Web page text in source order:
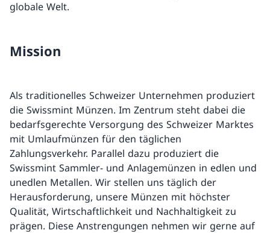
globale Welt.
Mission
Als traditionelles Schweizer Unternehmen produziert
die Swissmint Münzen. Im Zentrum steht dabei die
bedarfsgerechte Versorgung des Schweizer Marktes
mit Umlaufmünzen für den täglichen
Zahlungsverkehr. Parallel dazu produziert die
Swissmint Sammler- und Anlagemünzen in edlen und
unedlen Metallen. Wir stellen uns täglich der
Herausforderung, unsere Münzen mit höchster
Qualität, Wirtschaftlichkeit und Nachhaltigkeit zu
prägen. Diese Anstrengungen nehmen wir gerne auf